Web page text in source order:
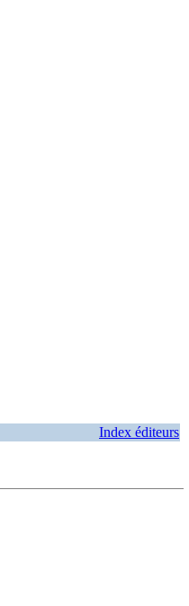
Index éditeurs